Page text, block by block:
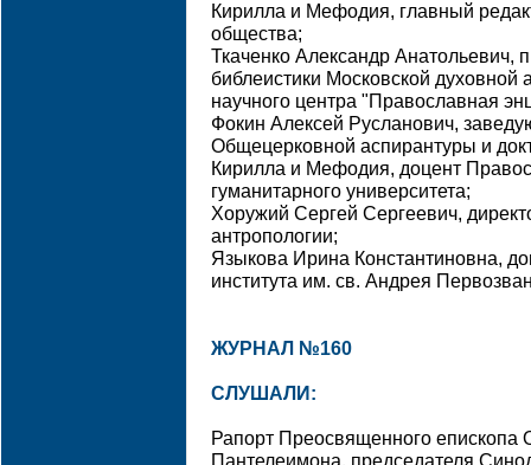
Кирилла и Мефодия, главный
общества;
Ткаченко Александр Анатольевич,
библеистики Московской духовной
научного центра "Православная
Фокин Алексей Русланович,
Общецерковной аспирантуры и
Кирилла и Мефодия, доцент
гуманитарного университета;
Хоружий Сергей Сергеевич,
антропологии;
Языкова Ирина Константиновна,
института им. св. Андрея
ЖУРНАЛ №160
СЛУШАЛИ:
Рапорт Преосвященного епископа
Пантелеимона, председателя